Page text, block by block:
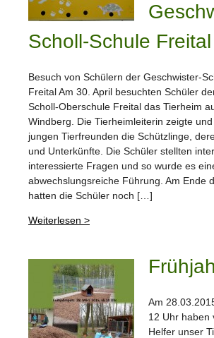
Scholl-Schule Freital
Besuch von Schülern der Geschwister-
Freital Am 30. April besuchten Schüler
Scholl-Oberschule Freital das Tierheim
Windberg. Die Tierheimleiterin zeigte
jungen Tierfreunden die Schützlinge,
und Unterkünfte. Die Schüler stellten
interessierte Fragen und so wurde es
abwechslungsreiche Führung. Am Ende
hatten die Schüler noch […]
Weiterlesen >
Am
12 Uhr haben
Helfer unser